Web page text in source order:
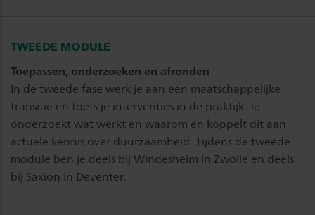
TWEEDE MODULE
Toepassen, onderzoeken en afronden
In de tweede fase werk je aan een maatschappelijke
transitie en toets je interventies in de praktijk. Je
onderzoekt wat werkt en waarom en koppelt dit aan
actuele kennis over duurzaamheid. Tijdens de tweede
module ben je deels bij Windesheim in Zwolle en deels
bij Saxion in Deventer.